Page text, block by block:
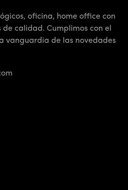
oficina, home office con
de calidad. Cumplimos con el
vanguardia de las novedades